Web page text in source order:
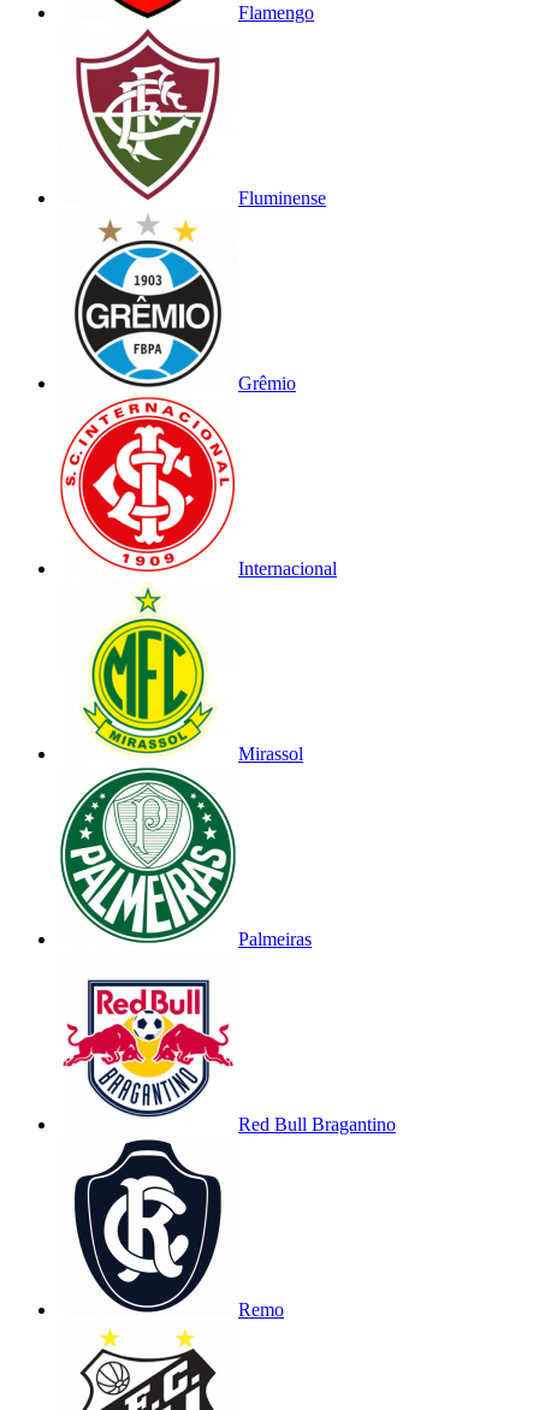
Flamengo
Fluminense
Grêmio
Internacional
Mirassol
Palmeiras
Red Bull Bragantino
Remo